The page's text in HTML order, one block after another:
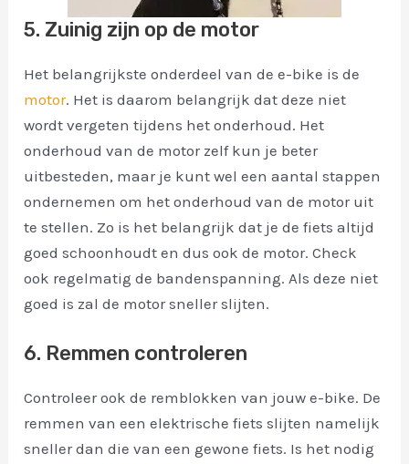
5. Zuinig zijn op de motor
Het belangrijkste onderdeel van de e-bike is de
motor. Het is daarom belangrijk dat deze niet
wordt vergeten tijdens het onderhoud. Het
onderhoud van de motor zelf kun je beter
uitbesteden, maar je kunt wel een aantal stappen
ondernemen om het onderhoud van de motor uit
te stellen. Zo is het belangrijk dat je de fiets altijd
goed schoonhoudt en dus ook de motor. Check
ook regelmatig de bandenspanning. Als deze niet
goed is zal de motor sneller slijten.
6. Remmen controleren
Controleer ook de remblokken van jouw e-bike. De
remmen van een elektrische fiets slijten namelijk
sneller dan die van een gewone fiets. Is het nodig